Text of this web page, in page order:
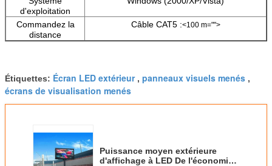
d'exploitation
Commandez la
distance
Câble CAT5 :<100 m="">
Étiquettes: Écran LED extérieur, panneaux visuels menés ,
écrans de visualisation menés
Puissance moyen extérieure
d'affichage à LED De l'économie